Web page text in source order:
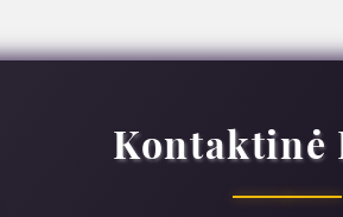
Kontaktinė